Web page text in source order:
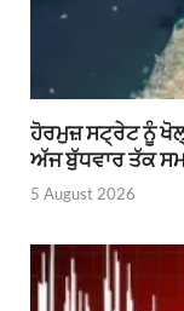
ਹੋਰਮੁਜ਼ ਸਟ੍ਰੇਟ ਨੂੰ
ਅੱਜ ਬੁੱਧਵਾਰ ਤੱਕ
5 August 2026